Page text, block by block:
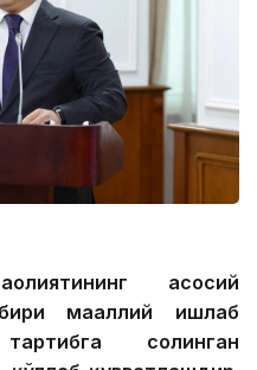
асосий
маҳаллий ишлаб
солинган